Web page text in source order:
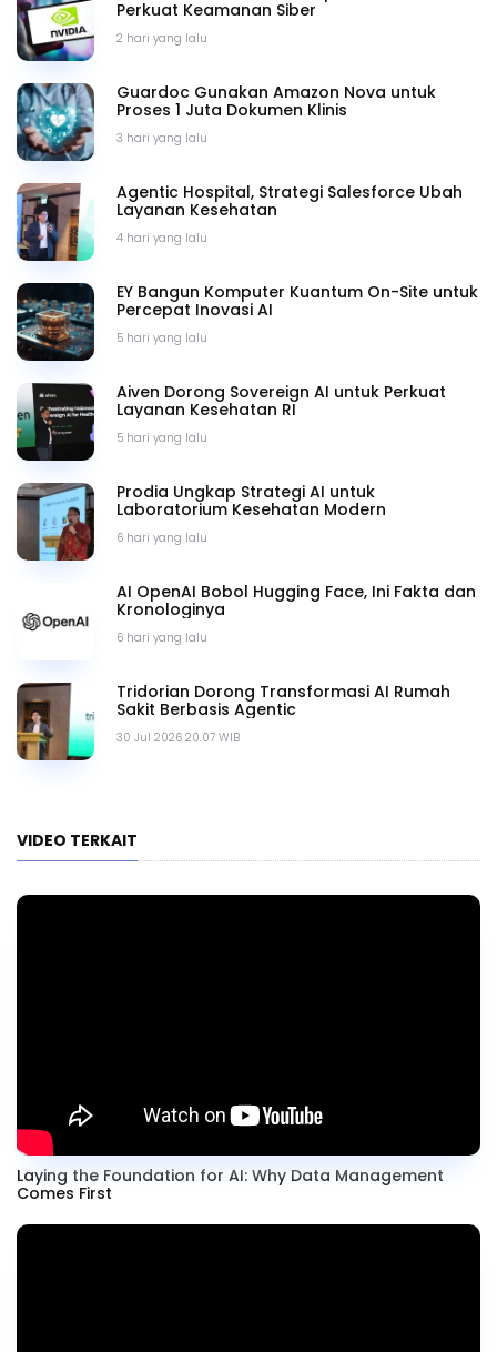
2 hari yang lalu
Perkuat Keamanan Siber
3 hari yang lalu
Guardoc Gunakan Amazon Nova untuk
Proses 1 Juta Dokumen Klinis
4 hari yang lalu
Agentic Hospital, Strategi Salesforce Ubah
Layanan Kesehatan
5 hari yang lalu
EY Bangun Komputer Kuantum On-Site untuk
Percepat Inovasi AI
5 hari yang lalu
Aiven Dorong Sovereign AI untuk Perkuat
Layanan Kesehatan RI
6 hari yang lalu
Prodia Ungkap Strategi AI untuk
Laboratorium Kesehatan Modern
6 hari yang lalu
AI OpenAI Bobol Hugging Face, Ini Fakta dan
Kronologinya
30 Jul 2026 20.07 WIB
Tridorian Dorong Transformasi AI Rumah
Sakit Berbasis Agentic
VIDEO TERKAIT
Laying the Foundation for AI: Why Data Management
Comes First